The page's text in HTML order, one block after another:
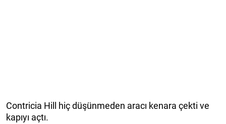
Contricia Hill hiç düşünmeden aracı kenara çekti ve
kapıyı açtı.